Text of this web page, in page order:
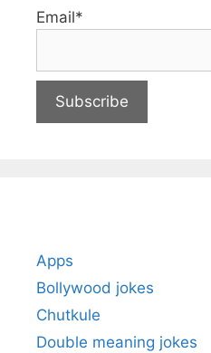
Email*
Apps
Bollywood jokes
Chutkule
Double meaning jokes